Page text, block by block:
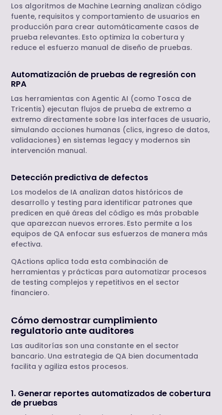
Los algoritmos de Machine Learning analizan código
fuente, requisitos y comportamiento de usuarios en
producción para crear automáticamente casos de
prueba relevantes. Esto optimiza la cobertura y
reduce el esfuerzo manual de diseño de pruebas.
Automatización de pruebas de regresión con
RPA
Las herramientas con Agentic AI (como Tosca de
Tricentis) ejecutan flujos de prueba de extremo a
extremo directamente sobre las interfaces de usuario,
simulando acciones humanas (clics, ingreso de datos,
validaciones) en sistemas legacy y modernos sin
intervención manual.
Detección predictiva de defectos
Los modelos de IA analizan datos históricos de
desarrollo y testing para identificar patrones que
predicen en qué áreas del código es más probable
que aparezcan nuevos errores. Esto permite a los
equipos de QA enfocar sus esfuerzos de manera más
efectiva.
QActions aplica toda esta combinación de
herramientas y prácticas para automatizar procesos
de testing complejos y repetitivos en el sector
financiero.
Cómo demostrar cumplimiento
regulatorio ante auditores
Las auditorías son una constante en el sector
bancario. Una estrategia de QA bien documentada
facilita y agiliza estos procesos.
1. Generar reportes automatizados de cobertura
de pruebas